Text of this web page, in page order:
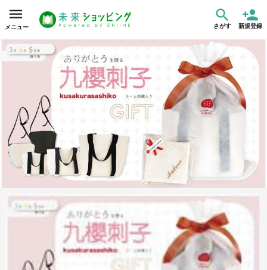
メニュー さがす 新規登録